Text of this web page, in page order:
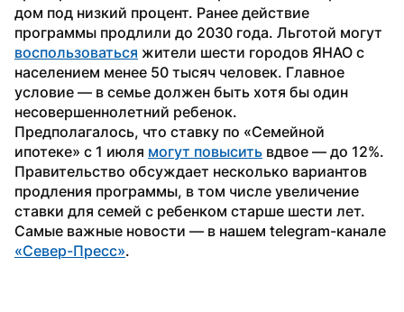
дом под низкий процент. Ранее действие
воспользоваться жители шести городов ЯНАО с
населением менее 50 тысяч человек. Главное
условие — в семье должен быть хотя бы один
несовершеннолетний ребенок.
Предполагалось, что ставку по «Семейной
ипотеке» с 1 июля могут повысить вдвое — до 12%.
Правительство обсуждает несколько вариантов
продления программы, в том числе увеличение
ставки для семей с ребенком старше шести лет.
«Север-Пресс».